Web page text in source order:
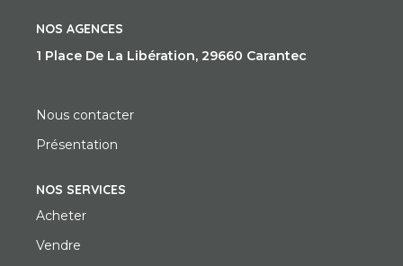
NOS AGENCES
1 Place De La Libération, 29660 Carantec
Nous contacter
Présentation
NOS SERVICES
Acheter
Vendre